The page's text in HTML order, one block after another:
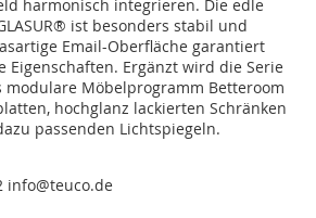
harmonisch integrieren. Die edle
ist besonders stabil und
Email-Oberfläche garantiert
Eigenschaften. Ergänzt wird die Serie
modulare Möbelprogramm Betteroom
hochglanz lackierten Schränken
passenden Lichtspiegeln.
info@teuco.de